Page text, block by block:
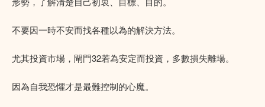
不要因一時不安而找各種以為的解決方法。
尤其投資市場，閘門32若為安定而投資，多數損失離場。
因為自我恐懼才是最難控制的心魔。